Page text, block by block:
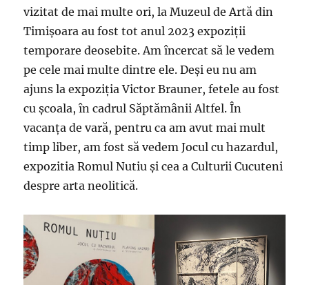
vizitat de mai multe ori, la Muzeul de Artă din
Timișoara au fost tot anul 2023 expoziții
temporare deosebite. Am încercat să le vedem
pe cele mai multe dintre ele. Deși eu nu am
ajuns la expoziția Victor Brauner, fetele au fost
cu școala, în cadrul Săptămânii Altfel. În
vacanța de vară, pentru ca am avut mai mult
timp liber, am fost să vedem Jocul cu hazardul,
expozitia Romul Nutiu și cea a Culturii Cucuteni
despre arta neolitică.